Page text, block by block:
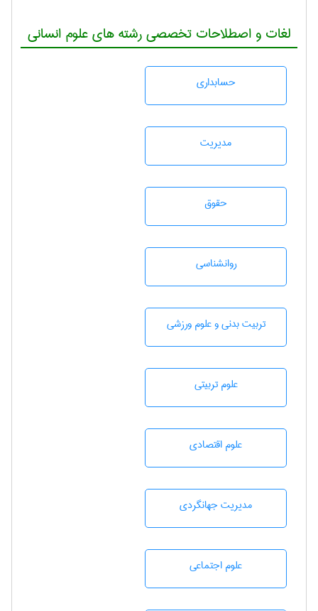
لغات و اصطلاحات تخصصی رشته های علوم انسانی
حسابداری
مديريت
حقوق
روانشناسی
تربيت بدنی و علوم ورزشی
علوم تربيتی
علوم اقتصادی
مديريت جهانگردی
علوم اجتماعی